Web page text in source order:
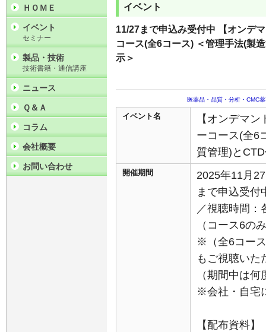
イベント
11/27まで申込み受付中 【オンデ
コース(全6コース) ＜管理手法(製
示＞
医薬品・品質・分析・CMC
イベント名
【オンデマ
ーコース(全6
質管理)と
開催期間
2025年11月
まで申込受
／視聴時間：
（コース6
※（全6コー
もご視聴い
（期間中は
※会社・自宅
【配布資料】
ＨＯＭＥ
イベント
セミナー
製品・技術
技術書籍・通信講座
ニュース
Ｑ＆Ａ
コラム
会社概要
お問い合わせ